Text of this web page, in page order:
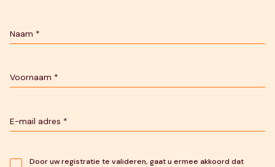
Door uw registratie te valideren, gaat u ermee akkoord dat